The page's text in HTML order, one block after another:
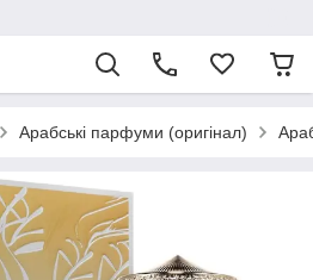
Арабські парфуми (оригінал)